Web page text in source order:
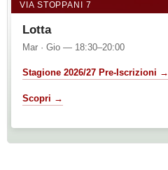
VIA STOPPANI 7
Lotta
Mar · Gio — 18:30–20:00
Stagione 2026/27 Pre-Iscrizioni →
Scopri →